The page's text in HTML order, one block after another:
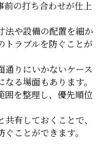
前の打ち合わせが仕上
法や設備の配置を細か
トラブルを防ぐことが
通りにいかないケース
る場面もあります。
囲を整理し、優先順位
有しておくことで、
ことができます。